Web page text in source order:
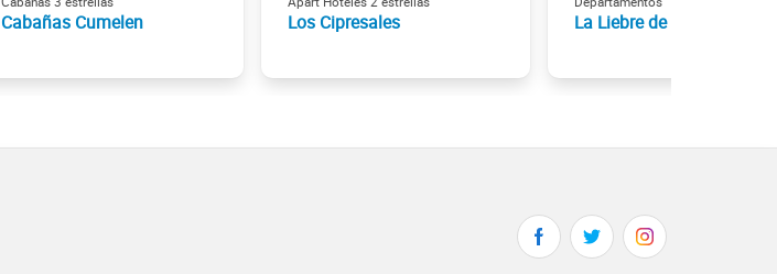
Cabañas Cumelen Los Cipresales La Liebre de Marzo